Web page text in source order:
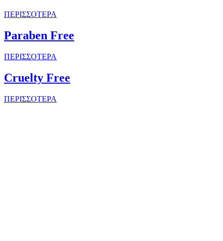
ΠΕΡΙΣΣΟΤΕΡΑ
Paraben Free
ΠΕΡΙΣΣΟΤΕΡΑ
Cruelty Free
ΠΕΡΙΣΣΟΤΕΡΑ